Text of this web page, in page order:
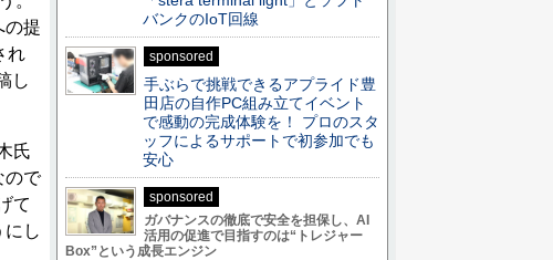
の提
れ
し
氏
ので
て
し
バンクのIoT回線
sponsored
手ぶらで挑戦できるアプライド豊
田店の自作PC組み立てイベント
で感動の完成体験を！ プロのスタ
ッフによるサポートで初参加でも
安心
sponsored
ガバナンスの徹底で安全を担保し、AI
活用の促進で目指すのは“トレジャー
Box”という成長エンジン